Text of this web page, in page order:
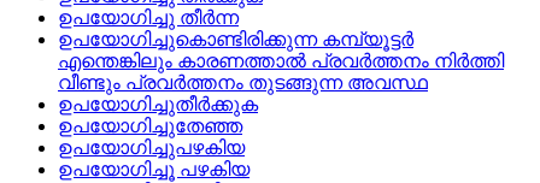
ഉപയോഗിച്ചു തീര്‍ന്ന
ഉപയോഗിച്ചുകൊണ്ടിരിക്കുന്ന കമ്പ്യൂട്ടര്‍
എന്തെങ്കിലും കാരണത്താല്‍ പ്രവര്‍ത്തനം നിര്‍ത്തി
വീണ്ടും പ്രവര്‍ത്തനം തുടങ്ങുന്ന അവസ്ഥ
ഉപയോഗിച്ചുതീര്‍ക്കുക
ഉപയോഗിച്ചുതേഞ്ഞ
ഉപയോഗിച്ചുപഴകിയ
ഉപയോഗിച്ചൂ പഴകിയ